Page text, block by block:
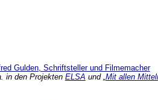
Gulden, Schriftsteller und Filmemacher
in den Projekten ELSA und „Mit allen